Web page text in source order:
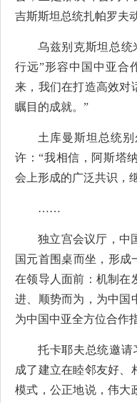
吉斯斯坦总统扎帕罗夫
乌兹别克斯坦总统
行远”形容中国中亚合
来，我们在打造高效对
瞩目的成就。”
土库曼斯坦总统
许：“我相信，阿斯塔
会上形成的广泛共识，
……
独立宫会议厅，中
国元首围桌而坐，形成
在领导人面前：机制在
进、顺势而为，为中国
为中国中亚全方位合作
托卡耶夫总统邀请
成了建立在睦邻友好、
模式，公正地说，伟大